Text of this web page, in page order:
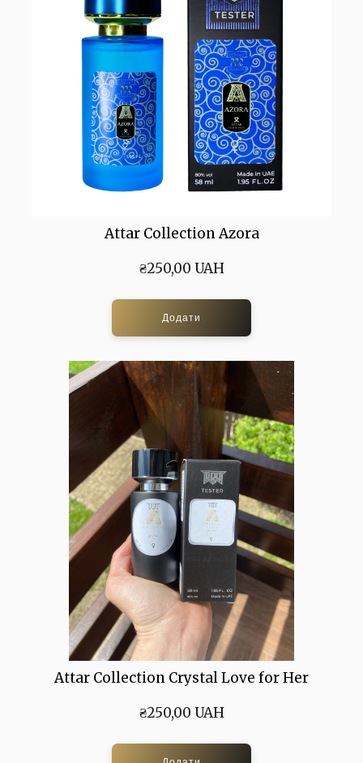
Attar Collection Azora
₴250,00 UAH
Додати
Attar Collection Crystal Love for Her
₴250,00 UAH